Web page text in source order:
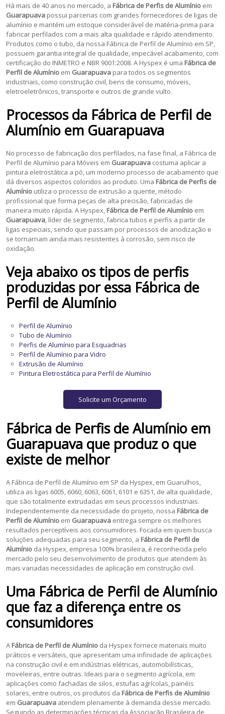
Há mais de 40 anos no mercado, a Fábrica de Perfis de Alumínio em
Guarapuava possui parcerias com grandes fornecedores de ligas de
alumínio e mantém um estoque considerável de matéria-prima para
fabricar perfilados com a mais alta qualidade e rápido atendimento.
Produtos como o tubo, da nossa Fábrica de Perfil de Alumínio em SP,
possuem garantia integral de qualidade, impecável acabamento, com
certificação do INMETRO e NBR 9001:2008. A Hyspex é uma Fábrica de
Perfil de Alumínio em Guarapuava para todos os segmentos
industriais, como construção civil, bens de consumo, móveis,
eletroeletrônicos, transporte e outros de grande vulto.
Processos da Fábrica de Perfil de
Alumínio em Guarapuava
No processo de fabricação dos perfilados, na fase final, a Fábrica de
Perfil de Alumínio para Móveis em Guarapuava costuma aplicar a
pintura eletrostática a pó, um moderno processo de acabamento que
dá diversos aspectos coloridos ao produto. Uma Fábrica de Perfis de
Alumínio utiliza o processo de extrusão a quente, método
profissional que forma peças de alta precisão, fabricadas de
maneira muito rápida. A Hyspex, Fábrica de Perfil de Alumínio em
Guarapuava, líder de segmento, fabrica tubos e perfis a partir de
ligas especiais, sendo que passam por processos de anodização e
se tornarnam ainda mais resistentes à corrosão, sem risco de
oxidação.
Veja abaixo os tipos de perfis
produzidas por essa Fábrica de
Perfil de Alumínio
Perfil de Alumínio
Tubo de Alumínio
Perfis de Alumínio para Esquadrias
Perfil de Alumínio para Vidro
Extrusão de Alumínio
Pintura Eletrostática para Perfil de Alumínio
Solicite um Orçamento
Fábrica de Perfis de Alumínio em
Guarapuava que produz o que
existe de melhor
A Fábrica de Perfil de Alumínio em SP da Hyspex, em Guarulhos,
utiliza as ligas 6005, 6060, 6063, 6061, 6101 e 6351, de alta qualidade,
que são totalmente extrudadas em seus processos industriais.
Independentemente da necessidade do projeto, nossa Fábrica de
Perfil de Alumínio em Guarapuava entrega sempre os melhores
resultados perceptíveis aos consumidores. Focada em quem busca
soluções adequadas para seu segmento, a Fábrica de Perfil de
Alumínio da Hyspex, empresa 100% brasileira, é reconhecida pelo
mercado pelo seu desenvolvimento de produtos que atendem às
mais variadas necessidades de aplicação em construção civil.
Uma Fábrica de Perfil de Alumínio
que faz a diferença entre os
consumidores
A Fábrica de Perfil de Alumínio da Hyspex fornece materiais muito
práticos e versáteis, que apresentam uma infinidade de aplicações
na construção civil e em indústrias elétricas, automobilísticas,
moveleiras, entre outras. Ideais para o segmento agrícola, em
aplicações como fachadas de silos, estufas agrícolas, painéis
solares, entre outros, os produtos da Fábrica de Perfis de Alumínio
em Guarapuava atendem plenamente à demanda desse mercado.
Seguindo as determinações técnicas da Associação Brasileira de